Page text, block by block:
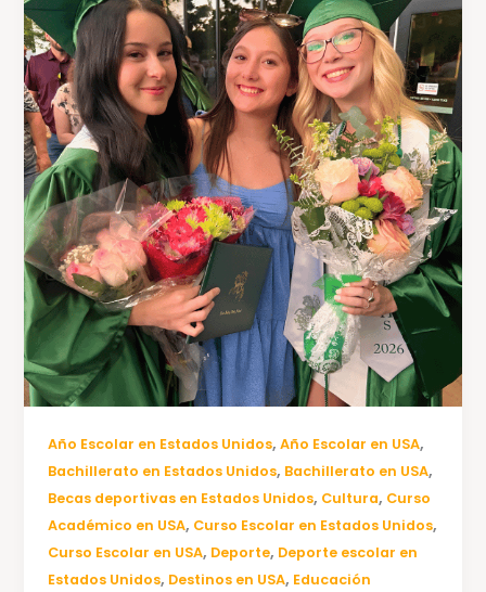
Año Escolar en Estados Unidos,Año Escolar en USA,
Bachillerato en Estados Unidos, Bachillerato en USA,
Becas deportivas en Estados Unidos, Cultura, Curso
Académico en USA, Curso Escolar en Estados Unidos,
Curso Escolar en USA, Deporte, Deporte escolar en
Estados Unidos, Destinos en USA, Educación